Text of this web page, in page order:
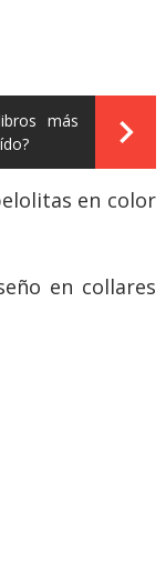
más
en color
en collares